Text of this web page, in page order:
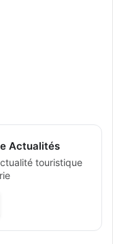
Actualités
touristique